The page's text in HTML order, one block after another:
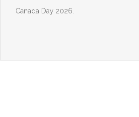
Canada Day 2026.